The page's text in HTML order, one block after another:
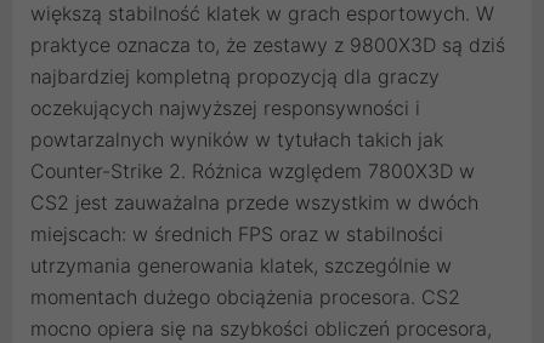
większą stabilność klatek w grach esportowych. W
praktyce oznacza to, że zestawy z 9800X3D są dziś
najbardziej kompletną propozycją dla graczy
oczekujących najwyższej responsywności i
powtarzalnych wyników w tytułach takich jak
Counter-Strike 2. Różnica względem 7800X3D w
CS2 jest zauważalna przede wszystkim w dwóch
miejscach: w średnich FPS oraz w stabilności
utrzymania generowania klatek, szczególnie w
momentach dużego obciążenia procesora. CS2
mocno opiera się na szybkości obliczeń procesora,